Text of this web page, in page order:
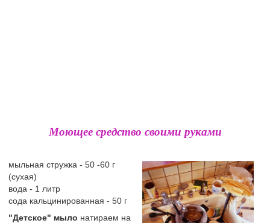
Моющее средство своими руками
мыльная стружка - 50 -60 г
(сухая)
вода - 1 литр
сода кальцинированная - 50 г
"Детское" мыло натираем на